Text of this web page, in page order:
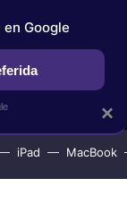
NUEVO
iPad MacBook
×
Google